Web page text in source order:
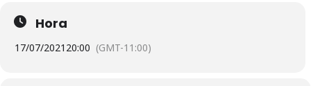
Hora
17/07/2021 20:00 (GMT-11:00)